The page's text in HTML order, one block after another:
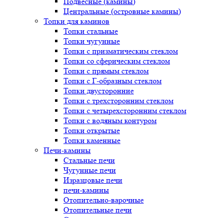
Центральные (островные камины)
Топки для каминов
Топки стальные
Топки чугунные
Топки с призматическим стеклом
Топки со сферическим стеклом
Топки с прямым стеклом
Топки с Г-образным стеклом
Топки двусторонние
Топки с трехсторонним стеклом
Топки с четырехсторонним стеклом
Топки с водяным контуром
Топки открытые
Топки каменные
Печи-камины
Стальные печи
Чугунные печи
Изразцовые печи
печи-камины
Отопительно-варочные
Отопительные печи